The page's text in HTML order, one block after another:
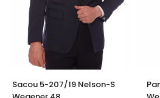
Sacou 5-207/19 Nelson-S